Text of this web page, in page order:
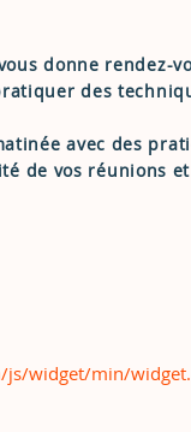
donne rendez-
des
avec des
de vos réunions
js/widget/min/